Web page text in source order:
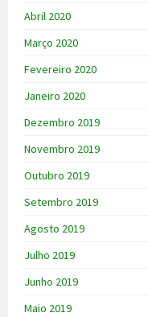
Abril 2020
Março 2020
Fevereiro 2020
Janeiro 2020
Dezembro 2019
Novembro 2019
Outubro 2019
Setembro 2019
Agosto 2019
Julho 2019
Junho 2019
Maio 2019